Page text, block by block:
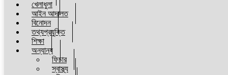
খেলাধুলা
আইন আদালত
বিনোদন
তথ্যপ্রযুক্তি
শিক্ষা
অন্যান্য
ফিচার
স্বাস্থ্য